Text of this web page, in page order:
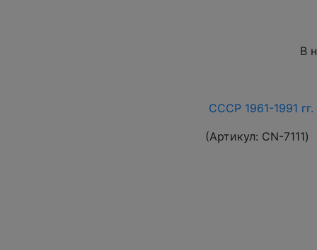
В
СССР 1961-1991
(Артикул: СN-7111)